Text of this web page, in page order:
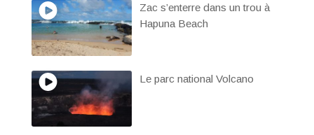
Zac s’enterre dans un trou à
Hapuna Beach
Le parc national Volcano